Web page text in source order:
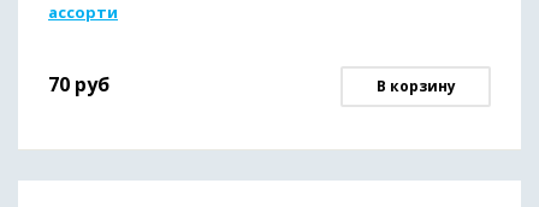
ассорти
70 руб В корзину